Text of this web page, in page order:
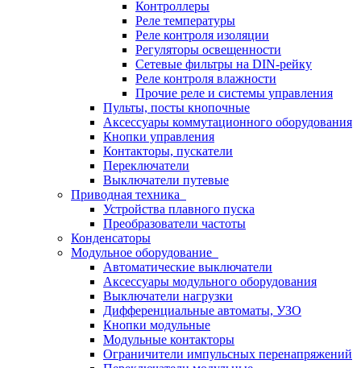
Контроллеры
Реле температуры
Реле контроля изоляции
Регуляторы освещенности
Сетевые фильтры на DIN-рейку
Реле контроля влажности
Прочие реле и системы управления
Пульты, посты кнопочные
Аксессуары коммутационного оборудования
Кнопки управления
Контакторы, пускатели
Переключатели
Выключатели путевые
Приводная техника
Устройства плавного пуска
Преобразователи частоты
Конденсаторы
Модульное оборудование
Автоматические выключатели
Аксессуары модульного оборудования
Выключатели нагрузки
Дифференциальные автоматы, УЗО
Кнопки модульные
Модульные контакторы
Ограничители импульсных перенапряжений